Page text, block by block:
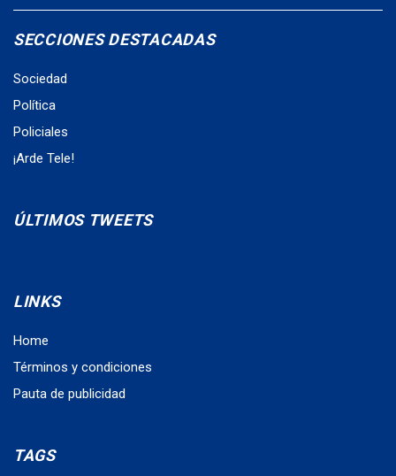
SECCIONES DESTACADAS
Sociedad
Política
Policiales
¡Arde Tele!
ÚLTIMOS TWEETS
LINKS
Home
Términos y condiciones
Pauta de publicidad
TAGS